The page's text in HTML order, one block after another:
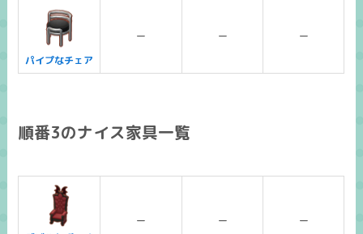
パイプなチェア
ー ー ー
順番3のナイス家具一覧
ー ー ー